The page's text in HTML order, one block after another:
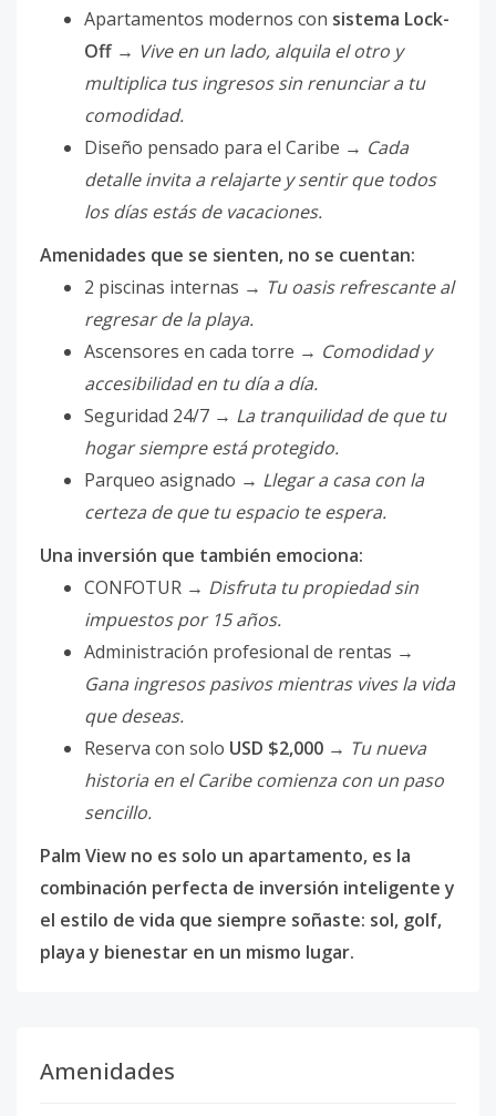
Apartamentos modernos con sistema Lock-
Off→ Vive en un lado, alquila el otro y
multiplica tus ingresos sin renunciar a tu
comodidad.
Diseño pensado para el Caribe → Cada
detalle invita a relajarte y sentir que todos
los días estás de vacaciones.
Amenidades que se sienten, no se cuentan:
2 piscinas internas → Tu oasis refrescante al
regresar de la playa.
Ascensores en cada torre → Comodidad y
accesibilidad en tu día a día.
Seguridad 24/7 → La tranquilidad de que tu
hogar siempre está protegido.
Parqueo asignado → Llegar a casa con la
certeza de que tu espacio te espera.
Una inversión que también emociona:
CONFOTUR → Disfruta tu propiedad sin
impuestos por 15 años.
Administración profesional de rentas →
Gana ingresos pasivos mientras vives la vida
que deseas.
Reserva con solo USD $2,000 → Tu nueva
historia en el Caribe comienza con un paso
sencillo.
Palm View no es solo un apartamento, es la
combinación perfecta de inversión inteligente y
el estilo de vida que siempre soñaste: sol, golf,
playa y bienestar en un mismo lugar.
Amenidades